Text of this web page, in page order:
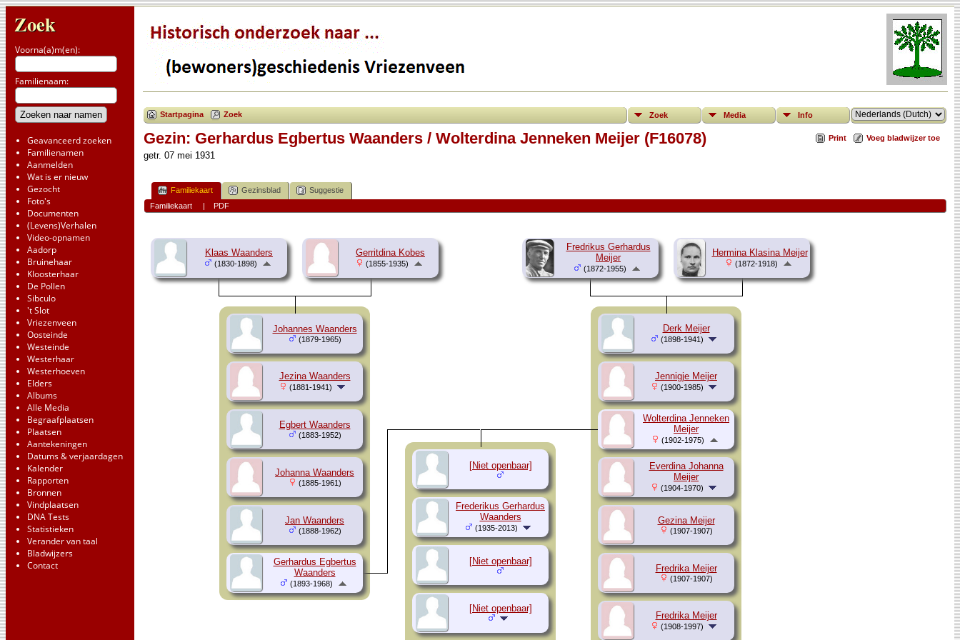
Zoek
Voorna(a)m(en):
Familienaam:
Geavanceerd zoeken
Familienamen
Aanmelden
Wat is er nieuw
Gezocht
Foto's
Documenten
(Levens)Verhalen
Video-opnamen
Aadorp
Bruinehaar
Kloosterhaar
De Pollen
Sibculo
't Slot
Vriezenveen
Oosteinde
Westeinde
Westerhaar
Westerhoeven
Elders
Albums
Alle Media
Begraafplaatsen
Plaatsen
Aantekeningen
Datums & verjaardagen
Kalender
Rapporten
Bronnen
Vindplaatsen
DNA Tests
Statistieken
Verander van taal
Bladwijzers
Contact
Startpagina Zoek Zoek Media Info
Print Voeg bladwijzer toe
Gezin: Gerhardus Egbertus Waanders / Wolterdina Jenneken Meijer (F16078)
getr. 07 mei 1931
Familiekaart Gezinsblad
Suggestie
Familiekaart
| PDF
Klaas Waanders
(1830-1898)
Gerritdina Kobes
(1855-1935)
Johannes Waanders
(1879-1965)
Jezina Waanders
(1881-1941)
Egbert Waanders
(1883-1952)
Johanna Waanders
(1885-1961)
Jan Waanders
(1888-1962)
Fredrikus Gerhardus
Meijer
(1872-1955)
Hermina Klasina Meijer
(1872-1918)
Derk Meijer
(1898-1941)
Jennigje Meijer
(1900-1985)
Everdina Johanna
Meijer
(1904-1970)
Gezina Meijer
(1907-1907)
Fredrika Meijer
(1907-1907)
Fredrika Meijer
(1908-1997)
Gerhardus Egbertus
Waanders
(1893-1968)
Wolterdina Jenneken
Meijer
(1902-1975)
[Niet openbaar]
Frederikus Gerhardus
Waanders
(1935-2013)
[Niet openbaar]
[Niet openbaar]